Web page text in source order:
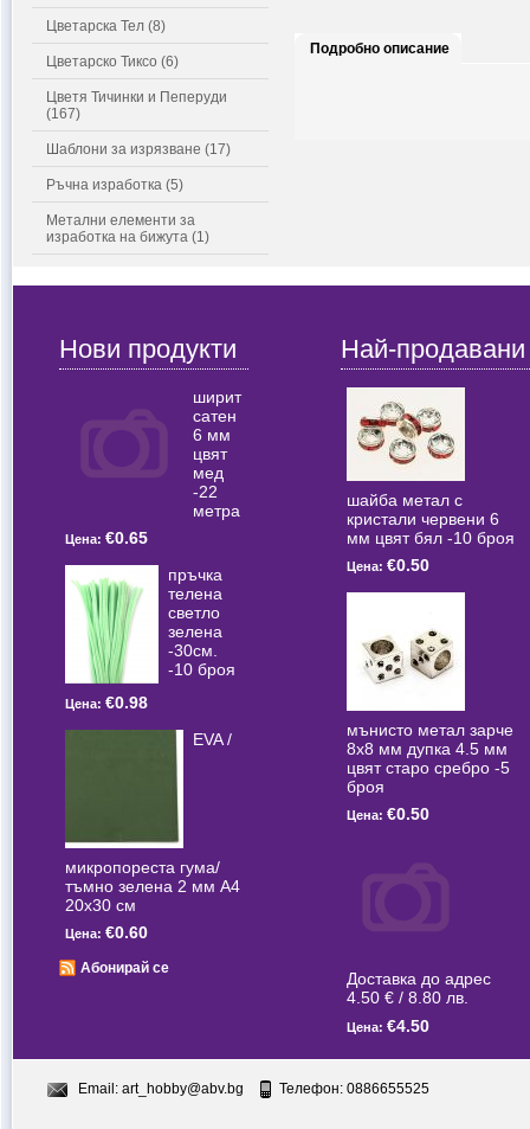
Цветарска Тел (8)
Цветарско Тиксо (6)
Цветя Тичинки и Пеперуди
(167)
Шаблони за изрязване (17)
Ръчна изработка (5)
Метални елементи за
изработка на бижута (1)
Подробно описание
Нови продукти
ширит
сатен
6 мм
цвят
мед
-22
метра
Цена: €0.65
пръчка
телена
светлo
зелена
-30см.
-10 броя
Цена: €0.98
EVA /
микропореста гума/
тъмно зелена 2 мм А4
20x30 см
Цена: €0.60
Абонирай се
Най-продавани
шайба метал с
кристали червени 6
мм цвят бял -10 броя
Цена: €0.50
мънисто метал зарче
8x8 мм дупка 4.5 мм
цвят старо сребро -5
броя
Цена: €0.50
Доставка до адрес
4.50 € / 8.80 лв.
Цена: €4.50
Email: art_hobby@abv.bg Телефон: 0886655525